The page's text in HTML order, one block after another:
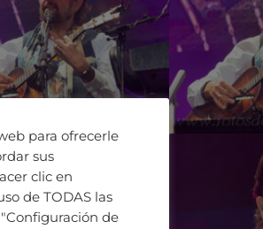
para ofrecerle
sus
clic en
de TODAS las
de